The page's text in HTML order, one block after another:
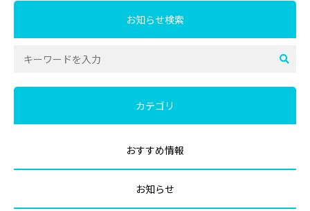
お知らせ検索
カテゴリ
おすすめ情報
お知らせ